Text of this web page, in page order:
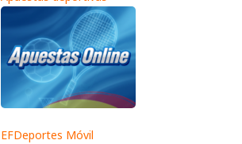
EFDeportes Móvil